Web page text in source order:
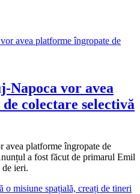
Napoca vor avea
colectare selectivă
avea platforme îngropate de
a fost făcut de primarul Emil
ieri.